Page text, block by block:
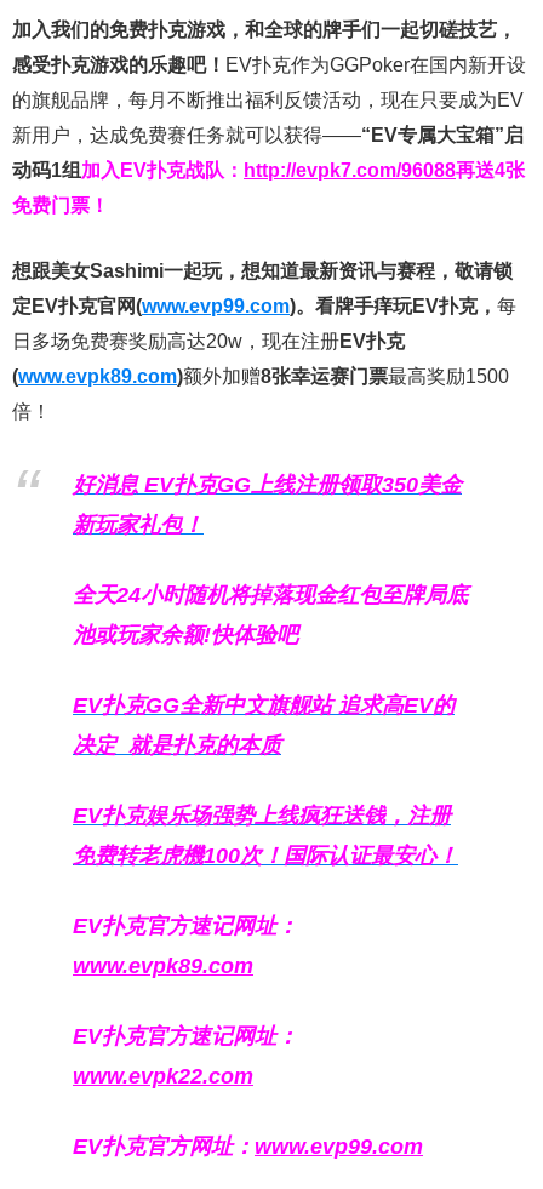
加入我们的免费扑克游戏，和全球的牌手们一起切磋技艺，
感受扑克游戏的乐趣吧！ EV扑克作为GGPoker在国内新开设
的旗舰品牌，每月不断推出福利反馈活动，现在只要成为EV
新用户，达成免费赛任务就可以获得——“EV专属大宝箱”启
动码1组加入EV扑克战队： http://evpk7.com/96088再送4张
免费门票！
想跟美女Sashimi一起玩， 想知道最新资讯与赛程， 敬请锁
定EV扑克官网(www.evp99.com)。 看牌手痒玩EV扑克， 每
日多场免费赛奖励高达20w，现在注册EV扑克
(www.evpk89.com)额外加赠8张幸运赛门票最高奖励1500
倍！
好消息 EV扑克GG上线注册领取350美金
新玩家礼包！
全天24小时随机将掉落现金红包至牌局底
池或玩家余额!快体验吧
EV扑克GG全新中文旗舰站追求高EV的
决定 就是扑克的本质
EV扑克娱乐场强势上线疯狂送钱，注册
免费转老虎機100次！国际认证最安心！
EV扑克官方速记网址：
www.evpk89.com
EV扑克官方速记网址：
www.evpk22.com
EV扑克官方网址： www.evp99.com